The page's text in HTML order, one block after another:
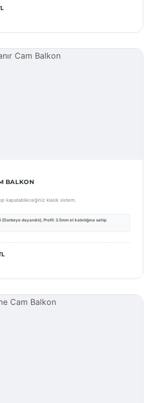
BALKON
kapatabileceğiniz klasik sistem.
(Darbeye dayanıklı), Profil: 3.5mm et kalınlığına sahip